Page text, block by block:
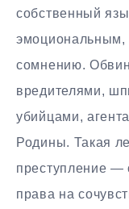
собственный
эмоциональным,
сомнению.
вредителями,
убийцами,
Родины. Такая
преступление —
права на